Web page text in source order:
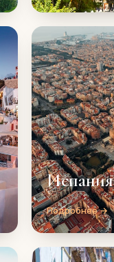
Испания
Подробнее →